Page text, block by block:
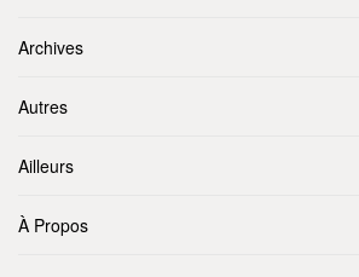
Archives
Autres
Ailleurs
À Propos